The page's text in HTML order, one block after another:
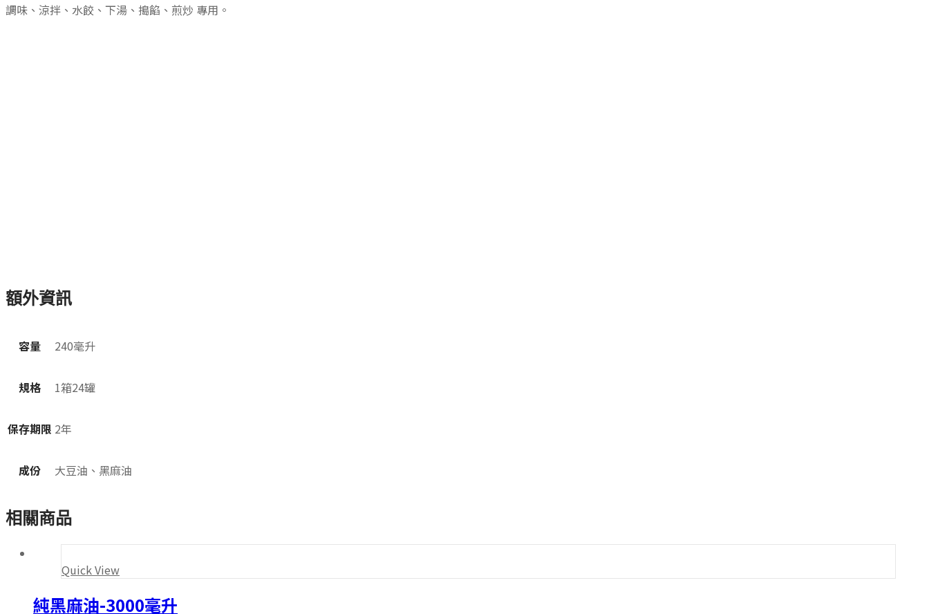
調味、涼拌、水餃、下湯、搗餡、煎炒 專用。
額外資訊
容量 240毫升
規格 1箱24罐
保存期限 2年
成份 大豆油、黑麻油
相關商品
Quick View
純黑麻油-3000毫升